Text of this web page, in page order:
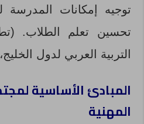
توجيه إمكانات المدرسة
التربية العربي لدول الخليج، 2011م)
المبادئ الأساسية
المهنية